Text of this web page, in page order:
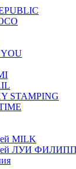
STAMPING
MILK
ЛУИ